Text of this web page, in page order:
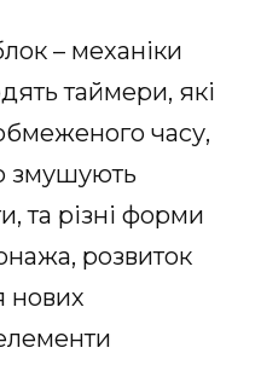
– механіки
таймери, які
часу,
змушують
та різні форми
розвиток
нових